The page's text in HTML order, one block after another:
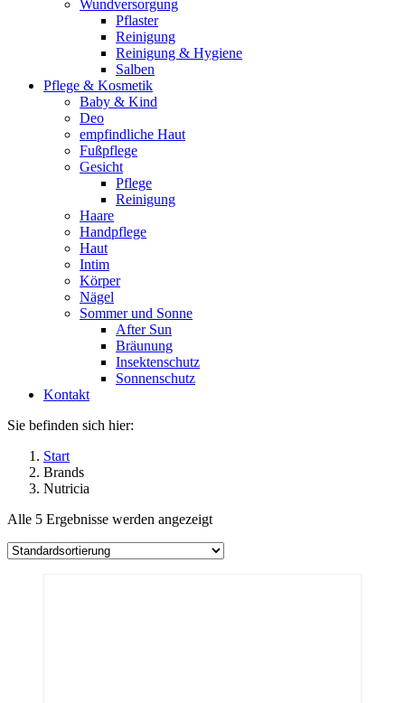
Wundversorgung
Pflaster
Reinigung
Reinigung & Hygiene
Salben
Pflege & Kosmetik
Baby & Kind
Deo
empfindliche Haut
Fußpflege
Gesicht
Pflege
Reinigung
Haare
Handpflege
Haut
Intim
Körper
Nägel
Sommer und Sonne
After Sun
Bräunung
Insektenschutz
Sonnenschutz
Kontakt
Sie befinden sich hier:
Start
Brands
Nutricia
Alle 5 Ergebnisse werden angezeigt